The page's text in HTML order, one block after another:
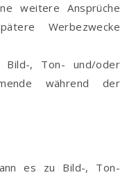
weitere Ansprüche
Werbezwecke
Bild-, Ton- und/oder
während der
es zu Bild-, Ton-